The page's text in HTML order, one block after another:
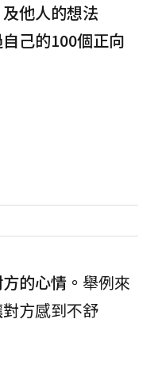
他人的想法
己的100個正向
的心情。 舉例來
方感到不舒